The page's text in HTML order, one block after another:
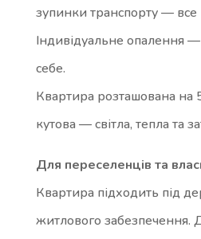
зупинки транспорту — все
Індивідуальне опалення
себе.
Квартира розташована на
кутова — світла, тепла та
Для переселенців та
Квартира підходить під
житлового